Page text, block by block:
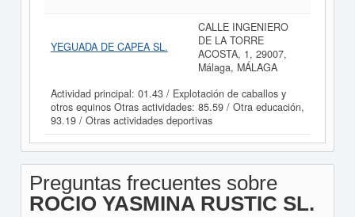
YEGUADA DE CAPEA SL.
CALLE INGENIERO
DE LA TORRE
ACOSTA, 1, 29007,
Málaga, MÁLAGA
Actividad principal: 01.43 / Explotación de caballos y
otros equinos Otras actividades: 85.59 / Otra educación,
93.19 / Otras actividades deportivas
Preguntas frecuentes sobre
ROCIO YASMINA RUSTIC SL.